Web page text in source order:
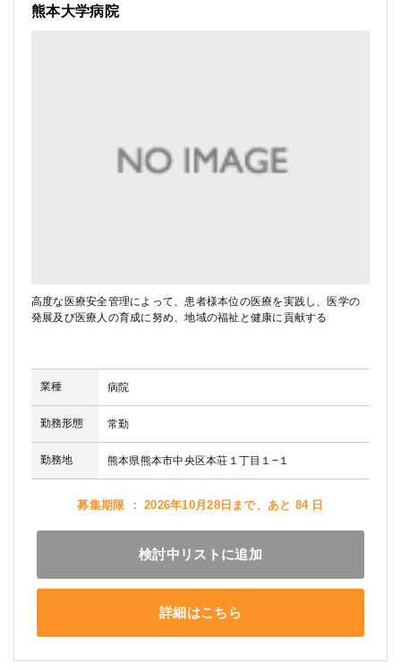
熊本大学病院
高度な医療安全管理によって、患者様本位の医療を実践し、医学の
発展及び医療人の育成に努め、地域の福祉と健康に貢献する
業種 病院
勤務形態 常勤
勤務地 熊本県熊本市中央区本荘１丁目１−１
募集期限 ： 2026年10月28日まで、あと 84 日
検討中リストに追加
詳細はこちら